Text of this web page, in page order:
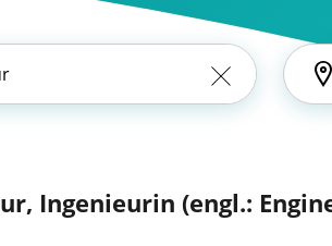
Ingenieurin (engl.: